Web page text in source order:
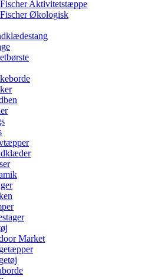
Aktivitetstæppe
Økologisk
Market